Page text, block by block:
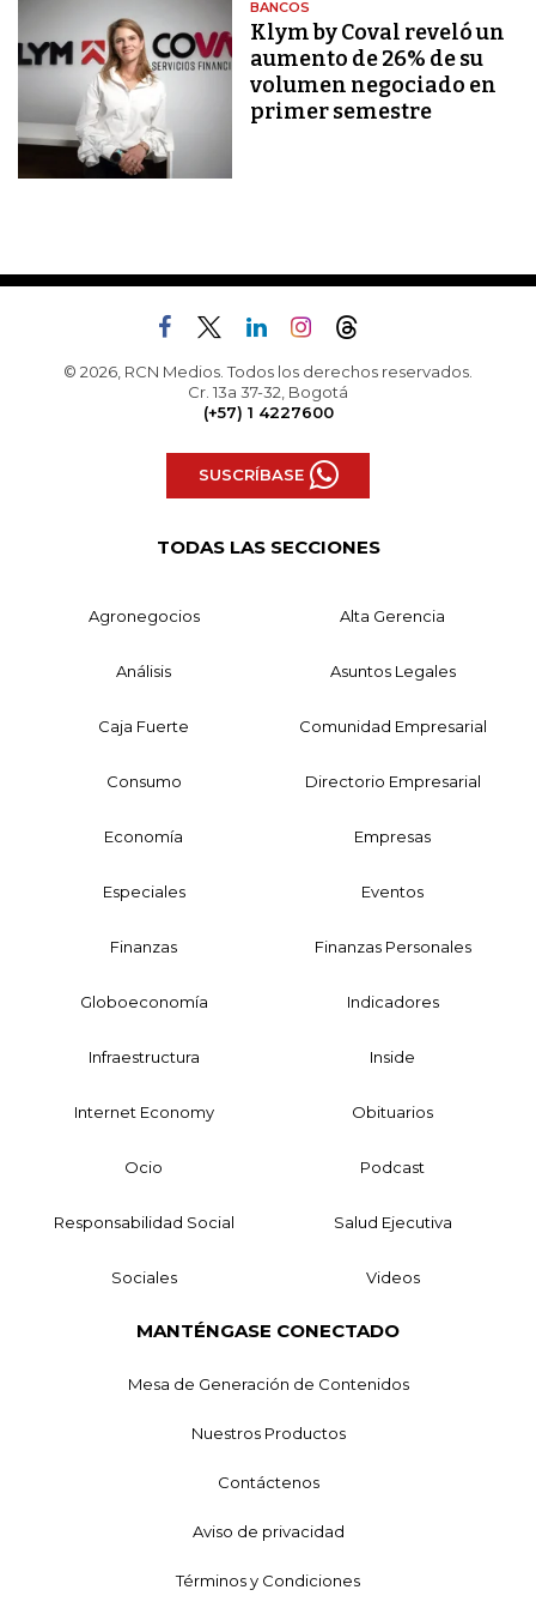
BANCOS
Klym by Coval reveló un
aumento de 26% de su
volumen negociado en
primer semestre
© 2026, RCN Medios. Todos los derechos reservados.
Cr. 13a 37-32, Bogotá
(+57) 1 4227600
SUSCRÍBASE
TODAS LAS SECCIONES
Agronegocios Alta Gerencia
Análisis Asuntos Legales
Caja Fuerte Comunidad Empresarial
Consumo Directorio Empresarial
Economía Empresas
Especiales Eventos
Finanzas Finanzas Personales
Globoeconomía Indicadores
Infraestructura Inside
Internet Economy Obituarios
Ocio Podcast
Responsabilidad Social Salud Ejecutiva
Sociales Videos
MANTÉNGASE CONECTADO
Mesa de Generación de Contenidos
Nuestros Productos
Contáctenos
Aviso de privacidad
Términos y Condiciones